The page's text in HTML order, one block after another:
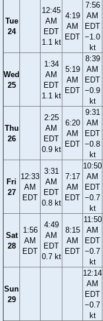
Tue
24
12:45
AM
EDT
1.1 kt
4:19
AM
EDT
7:56
AM
EDT
−1.0
kt
Wed
25
1:34
AM
EDT
1.1 kt
5:19
AM
EDT
8:39
AM
EDT
−0.9
kt
Thu
26
2:25
AM
EDT
0.9 kt
6:20
AM
EDT
9:31
AM
EDT
−0.8
kt
Fri
27
12:33
AM
EDT
3:31
AM
EDT
0.8 kt
7:17
AM
EDT
10:50
AM
EDT
−0.7
kt
Sat
28
1:56
AM
EDT
4:49
AM
EDT
0.7 kt
8:15
AM
EDT
11:50
AM
EDT
−0.7
kt
Sun
29
12:14
AM
EDT
−0.7
kt